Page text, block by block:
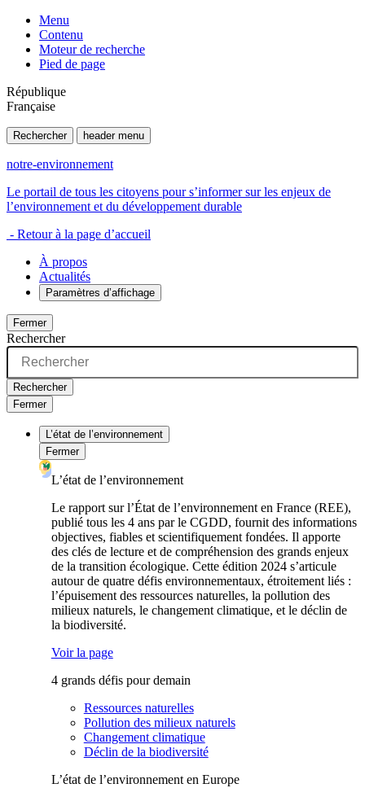
Menu
Contenu
Moteur de recherche
Pied de page
République
Française
Rechercher header menu
notre-environnement
Le portail de tous les citoyens pour s’informer sur les enjeux de
l’environnement et du développement durable
- Retour à la page d’accueil
À propos
Actualités
Paramètres d’affichage
Fermer
Rechercher
Rechercher
Fermer
L’état de l’environnement
Fermer
L’état de l’environnement
Le rapport sur l’État de l’environnement en France (REE),
publié tous les 4 ans par le CGDD, fournit des informations
objectives, fiables et scientifiquement fondées. Il apporte
des clés de lecture et de compréhension des grands enjeux
de la transition écologique. Cette édition 2024 s’articule
autour de quatre défis environnementaux, étroitement liés :
l’épuisement des ressources naturelles, la pollution des
milieux naturels, le changement climatique, et le déclin de
la biodiversité.
Voir la page
4 grands défis pour demain
Ressources naturelles
Pollution des milieux naturels
Changement climatique
Déclin de la biodiversité
L’état de l’environnement en Europe